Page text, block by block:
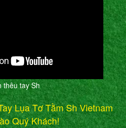
thêu tay Sh
Lụa Tơ Tằm Sh Vietnam
Quý Khách!